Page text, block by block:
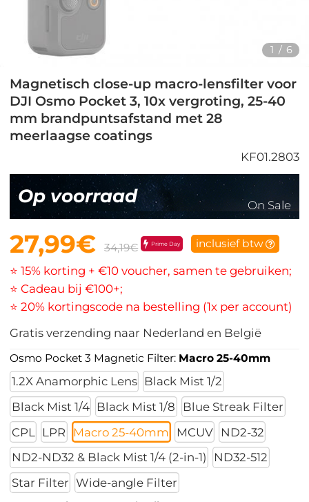
1 / 6
Magnetisch close-up macro-lensfilter voor
DJI Osmo Pocket 3, 10x vergroting, 25-40
mm brandpuntsafstand met 28
meerlaagse coatings
KF01.2803
Op voorraad On Sale
27,99€ 34,19€ Prime Day inclusief btw
⭐ 15% korting + €10 voucher, samen te gebruiken;
⭐ Cadeau bij €100+;
⭐ 20% kortingscode na bestelling (1x per account)
Gratis verzending naar Nederland en België
Osmo Pocket 3 Magnetic Filter: Macro 25-40mm
1.2X Anamorphic Lens
Black Mist 1/2
Black Mist 1/4
Black Mist 1/8
Blue Streak Filter
CPL
LPR Macro 25-40mm MCUV
ND2-32
ND2-ND32 & Black Mist 1/4 (2-in-1)
ND32-512
Star Filter Wide-angle Filter